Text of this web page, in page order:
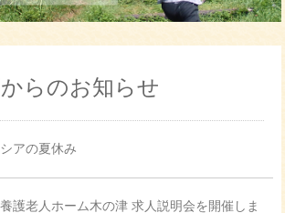
らのお知らせ
アの夏休み
護老人ホーム木の津 求人説明会を開催しま